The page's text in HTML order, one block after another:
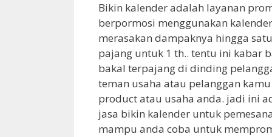
Bikin kalender adalah layanan
berpormosi menggunakan
merasakan dampaknya hingga
pajang untuk 1 th.. tentu ini kabar
bakal terpajang di dinding
teman usaha atau pelanggan
product atau usaha anda. jadi ini
jasa bikin kalender untuk
mampu anda coba untuk